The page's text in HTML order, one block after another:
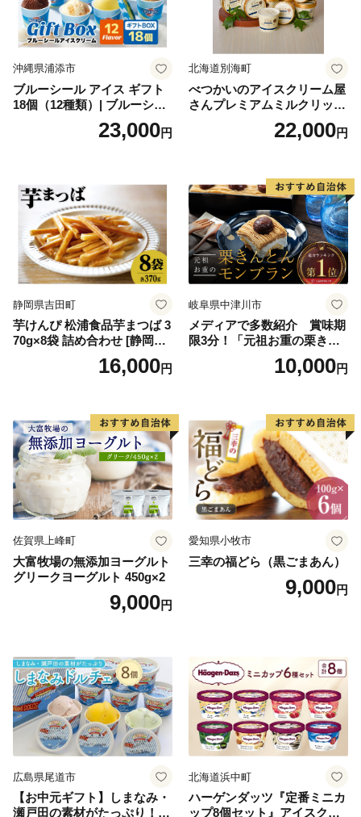
沖縄県浦添市
ブルーシール アイス ギフト
18個（12種類）| ブルーシー
ルアイス ブルーシールアイ
スクリーム 着日指定可能 送
誕生日 カップ 詰め合わせ バ
ラエティ | バニラ チョコレー
ト ストロベリー ピスタチオ
バニラ＆クッキー ウベ 沖縄
紅イモ 塩ちんすこう 沖縄シ
ークヮーサー 沖縄黒糖 琉球
ロイヤルミルクティ 沖縄パ
イン
23,000円
北海道別海町
べつかいのアイスクリーム屋
さんプレミアムミルクリッチ
12個（AP-01）（ 北海道アイ
ス 北海道産アイス アイス ア
道産アイス 道産アイスクリ
ーム ギフト 詰合せ 詰め合わ
せ ふるさと納税 ）
22,000円
静岡県吉田町
芋けんぴ 松浦食品芋まつば 3
70g×8袋 詰め合わせ [静岡伊
勢丹(松浦食品) 静岡県 吉田町
22424274] 芋ケンピ セット
16,000円
岐阜県中津川市
メディアで多数紹介 賞味期
限3分！「元祖お重の栗きん
とんモンブラン」 【未来の
ご褒美】スイーツ 栗 モンブ
子 菓子 F4N-2298
10,000円
佐賀県上峰町
大富牧場の無添加ヨーグルト
グリークヨーグルト 450g×2
9,000円
愛知県小牧市
三幸の福どら（黒ごまあん）
9,000円
広島県尾道市
【お中元ギフト】しまなみ・
瀬戸田の素材がたっぷり！ジ
北海道浜中町
ハーゲンダッツ『定番ミニカ
ップ8個セット』アイスクリ